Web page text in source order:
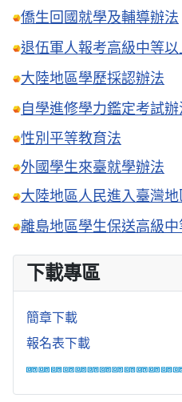
僑生回國就學及輔導辦法
退伍軍人報考高級中等
大陸地區學歷採認辦法
自學進修學力鑑定考試辦
性別平等教育法
外國學生來臺就學辦法
大陸地區人民進入臺灣
離島地區學生保送高級
下載專區
簡章下載
報名表下載